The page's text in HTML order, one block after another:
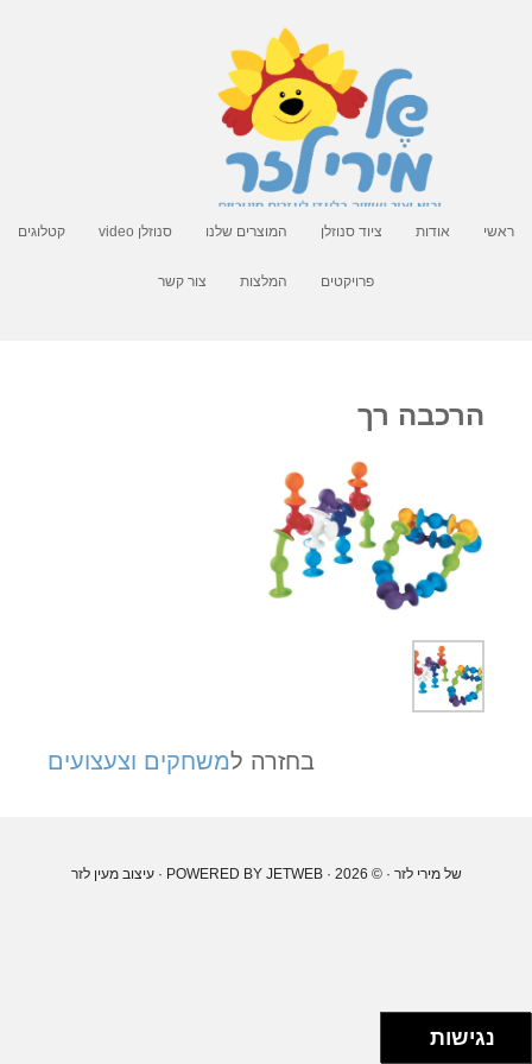
ראשי אודות ציוד סנוזלן המוצרים שלנו סנוזלן video קטלוגים
פרויקטים המלצות צור קשר
הרכבה רך
בחזרה למשחקים וצעצועים
של מירי לזר · © 2026 · POWERED BY
JETWEB · עיצובמעין לזר
נגישות